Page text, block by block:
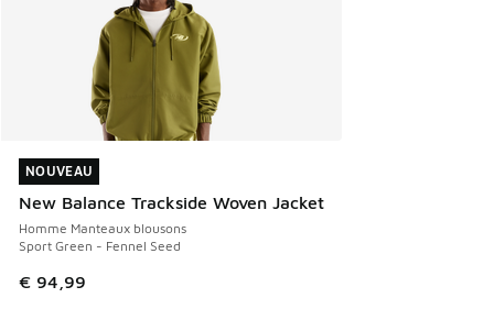
NOUVEAU
New Balance Trackside Woven Jacket
Homme Manteaux blousons
Sport Green - Fennel Seed
€ 94,99
NOUVEAU